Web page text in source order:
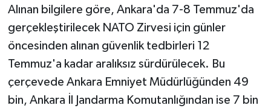
Alınan bilgilere göre, Ankara'da 7-8 Temmuz'da
gerçekleştirilecek NATO Zirvesi için günler
öncesinden alınan güvenlik tedbirleri 12
Temmuz'a kadar aralıksız sürdürülecek. Bu
çerçevede Ankara Emniyet Müdürlüğünden 49
bin, Ankara İl Jandarma Komutanlığından ise 7 bin